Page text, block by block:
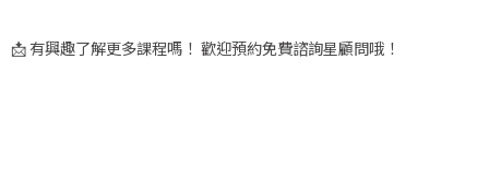
📩 有興趣了解更多課程嗎！ 歡迎預約免費諮詢星顧問哦！